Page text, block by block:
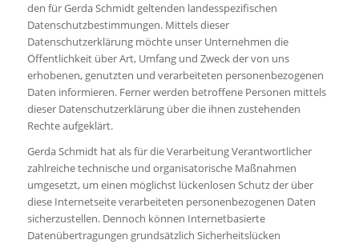
den für Gerda Schmidt geltenden landesspezifischen
Datenschutzbestimmungen. Mittels dieser
Datenschutzerklärung möchte unser Unternehmen die
Öffentlichkeit über Art, Umfang und Zweck der von uns
erhobenen, genutzten und verarbeiteten personenbezogenen
Daten informieren. Ferner werden betroffene Personen mittels
dieser Datenschutzerklärung über die ihnen zustehenden
Rechte aufgeklärt.
Gerda Schmidt hat als für die Verarbeitung Verantwortlicher
zahlreiche technische und organisatorische Maßnahmen
umgesetzt, um einen möglichst lückenlosen Schutz der über
diese Internetseite verarbeiteten personenbezogenen Daten
sicherzustellen. Dennoch können Internetbasierte
Datenübertragungen grundsätzlich Sicherheitslücken